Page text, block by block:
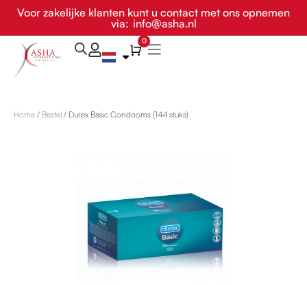
de
inhoud
Voor zakelijke klanten kunt u contact met ons opnemen
via: info@asha.nl
Winkelwagen
0
Home / Bestel / Durex Basic Condooms (144 stuks)